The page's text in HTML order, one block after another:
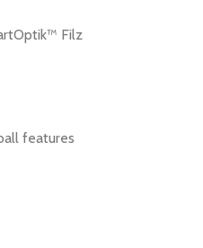
Filz
features